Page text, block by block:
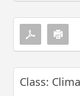
Class: